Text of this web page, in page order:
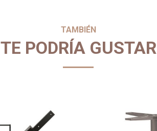
TAMBIÉN
TE PODRÍA GUSTAR